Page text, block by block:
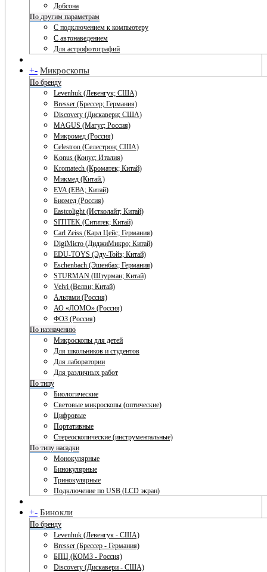
Добсона
По другим параметрам
С подключением к компьютеру
С автонаведением
Для астрофотографий
+- Микроскопы
По бренду
Levenhuk (Левенгук; США)
Bresser (Брессер; Германия)
Discovery (Дискавери; США)
MAGUS (Магус; Россия)
Микромед (Россия)
Celestron (Селестрон; США)
Konus (Конус; Италия)
Kromatech (Кроматек; Китай)
Микмед (Китай.)
EVA (ЕВА; Китай)
Биомед (Россия)
Eastcolight (Истколайт; Китай)
SITITEK (Сититек; Китай)
Carl Zeiss (Карл Цейс; Германия)
DigiMicro (ДиджиМикро; Китай)
EDU-TOYS (Эду-Тойз; Китай)
Eschenbach (Эшенбах; Германия)
STURMAN (Штурман; Китай)
Velvi (Велви; Китай)
Альтами (Россия)
АО «ЛОМО» (Россия)
ФОЗ (Россия)
По назначению
Микроскопы для детей
Для школьников и студентов
Для лаборатории
Для различных работ
По типу
Биологические
Световые микроскопы (оптические)
Цифровые
Портативные
Стереоскопические (инструментальные)
По типу насадки
Монокулярные
Бинокулярные
Тринокулярные
Подключение по USB (LCD экран)
+- Бинокли
По бренду
Levenhuk (Левенгук - США)
Bresser (Брессер - Германия)
БПЦ (КОМЗ - Россия)
Discovery (Дискавери - США)